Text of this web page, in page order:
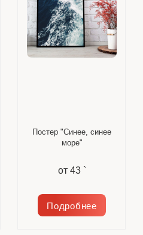
Постер "Синее, синее
море"
от 43 `
Подробнее